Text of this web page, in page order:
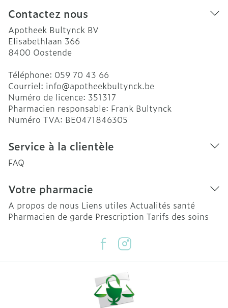
Contactez nous
Apotheek Bultynck BV
Elisabethlaan 366
8400 Oostende
Téléphone: 059 70 43 66
Courriel: info@apotheekbultynck.be
Numéro de licence: 351317
Pharmacien responsable: Frank Bultynck
Numéro TVA: BE0471846305
Service à la clientèle
FAQ
Votre pharmacie
A propos de nous Liens utiles Actualités santé
Pharmacien de garde Prescription Tarifs des soins